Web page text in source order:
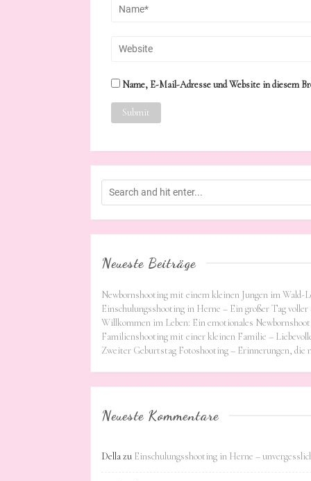
Name, E-Mail-Adresse und Website in diesem
Neueste Beiträge
Newbornshooting mit einem kleinen Jungen im
Einschulungsshooting in Herne – Ein großer Tag voller
Willkommen im Leben: Ein emotionales
Familienshooting mit einer kleinen Familie –
Zweiter Geburtstag Fotoshooting – Erinnerungen, die
Neueste Kommentare
Dellazu Einschulungsshooting in Herne –